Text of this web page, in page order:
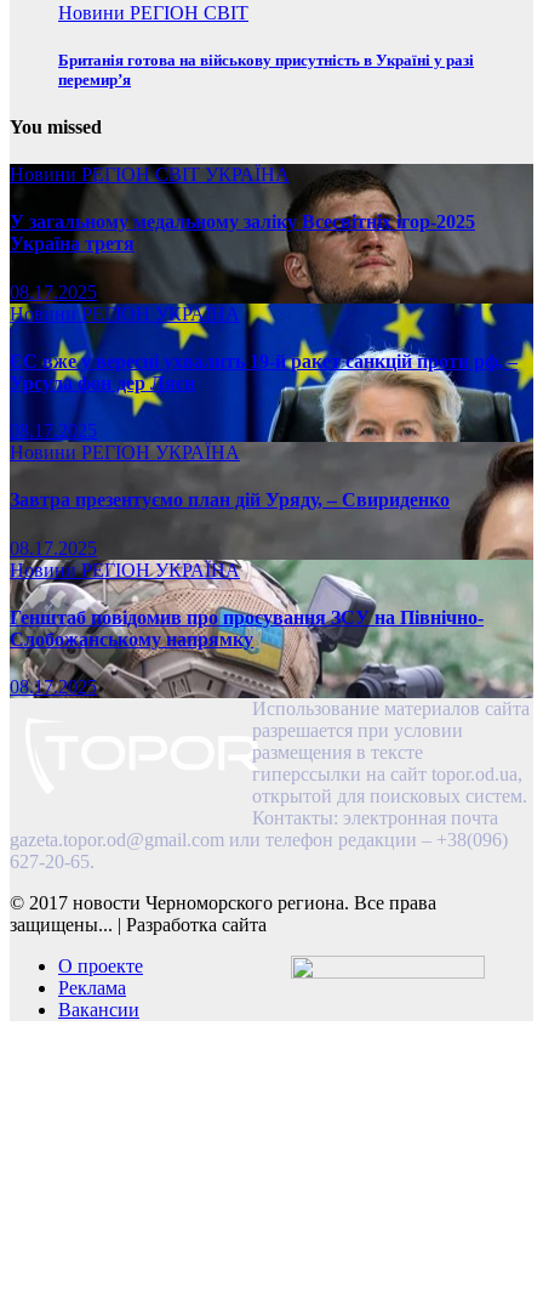
Новини РЕГІОН СВІТ
Британія готова на військову присутність в Україні у разі
перемир’я
You missed
Новини РЕГІОНСВІТ УКРАЇНА
У загальному медальному заліку Всесвітніх ігор-2025
Україна третя
08.17.2025
НовиниРЕГІОН УКРАЇНА
ЄС вже у вересні ухвалить 19-й ракет санкцій проти рф, –
Урсула фон дер Ляєн
08.17.2025
Новини РЕГІОН УКРАЇНА
Завтра презентуємо план дій Уряду, – Свириденко
08.17.2025
НовиниРЕГІОНУКРАЇНА
Генштаб повідомив про просування ЗСУ на Північно-
Слобожанському напрямку
08.17.2025
Использование материалов сайта
разрешается при условии
размещения в тексте
гиперссылки на сайт topor.od.ua,
открытой для поисковых систем.
Контакты: электронная почта
gazeta.topor.od@gmail.com или телефон редакции – +38(096)
627-20-65.
© 2017 новости Черноморского региона. Все права
защищены... | Разработка сайта
О проекте
Реклама
Вакансии